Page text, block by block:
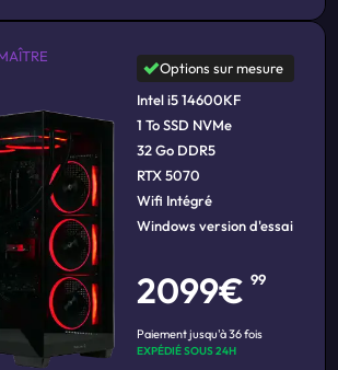
Options sur mesure
Intel i5 14600KF
1 To SSD NVMe
32 Go DDR5
RTX 5070
Wifi Intégré
Windows version d'essai
2099€99
Paiement jusqu'à 36 fois
EXPÉDIÉ SOUS 24H